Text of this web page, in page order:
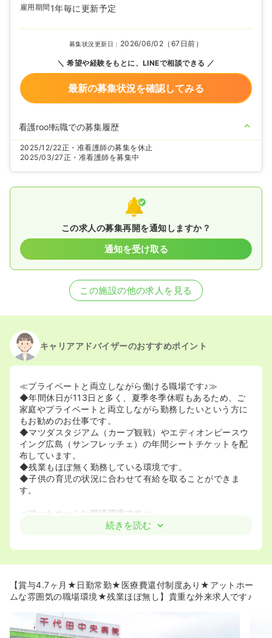
雇用期間 1年毎に更新予定
募集状況更新日： 2026/06/02（67日前）
希望や経験をもとに、LINEで相談できる
最新の募集状況を確認してみる
看護roo!転職での募集履歴
2025/12/22正・准看護師の募集を休止
2025/03/27正・准看護師を募集中
この求人の募集再開を通知しますか？
通知を受け取る
この施設の他の求人を見る
キャリアアドバイザーのおすすめポイント
≪プライベートと両立しながら働ける職場です♪≫
◆年間休日が113日と多く、夏季冬季休暇もあるため、ご
家庭やプライベートと両立しながら勤務したいという方に
もお勧めのお仕事です。
◆マツダスタジアム（カープ観戦）やエディオンピースウ
イング広島（サンフレッチェ）の年間シートチケットを配
布しています。
◆残業もほぼ無く勤務している環境です。
◆子供の育児の状況に合わせて有給を取ることができま
す。
≪アットホームな職場環境です♪≫
◆スタッフさん同士気兼ねなく働ける、アットホームな職
◆退職率が低く、今年は辞めた方はまだいらっしゃらない
≪福利厚生が充実した環境です♪≫
◆看護師寮や住宅手当があるなど、看護師さんの生活を全
◆医療費還付制度もあります。
続きを読む
【賞与4.7ヶ月★日勤常勤★医療費還付制度あり★アットホー
ムな雰囲気の職場環境★残業ほぼ無し】貴重な外来求人です♪